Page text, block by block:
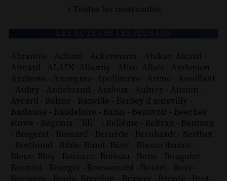
> Toutes les nouveautés
Abrantès - Achard - Ackermann - Ahikar- Aicard -
Aimard - ALAIN- Alberny - Alixe- Allais - Andersen -
Andrews - Anonyme- Apollinaire - Arène - Assollant
- Aubry - Audebrand - Audoux - Aulnoy - Austen -
Aycard - Balzac - Banville - Barbey d aurevilly -
Barbusse - Baudelaire - Bazin - Beauvoir - Beecher
stowe - Bégonia ´´lili´´ - Bellême - Beltran - Bentzon
- Bergerat - Bernard - Bernède - Bernhardt - Berthet
- Berthoud - Bible- Binet- Bizet - Blasco ibanez -
Bleue- Bloy - Boccace- Boileau - Borie - Bouguier -
Bouniol - Bourget - Boussenard - Boutet - Bove -